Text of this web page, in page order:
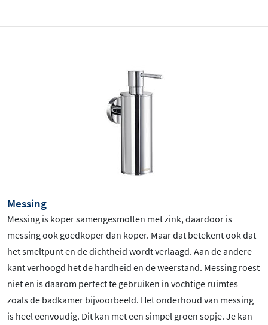
Messing
Messing is koper samengesmolten met zink, daardoor is
messing ook goedkoper dan koper. Maar dat betekent ook dat
het smeltpunt en de dichtheid wordt verlaagd. Aan de andere
kant verhoogd het de hardheid en de weerstand. Messing roest
niet en is daarom perfect te gebruiken in vochtige ruimtes
zoals de badkamer bijvoorbeeld. Het onderhoud van messing
is heel eenvoudig. Dit kan met een simpel groen sopje. Je kan